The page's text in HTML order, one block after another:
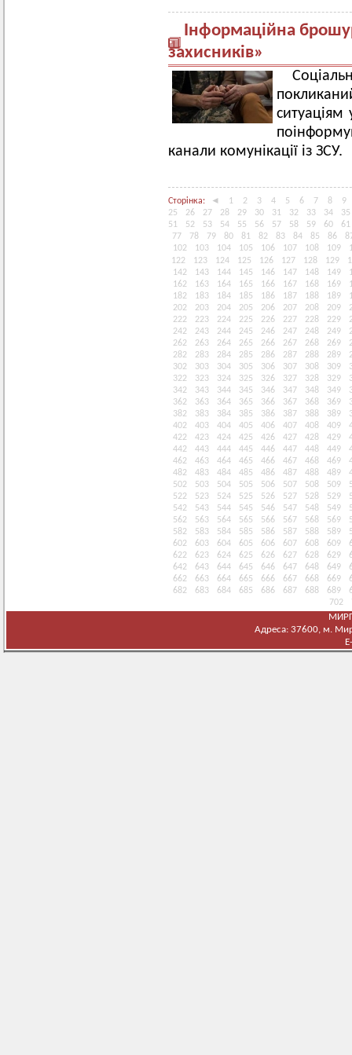
Інформаційна
захисників»
ситуаціям
канали комунікації із ЗСУ.
Сторінка: ◄ 1 2 3 4 5 6 7 8
9
25
26 27 28 29 30 31 32 33 34
35
51
52 53 54 55 56 57 58 59 60
61
77
78 79 80 81 82 83 84 85 86
102
103 104 105 106 107 108 109
122
123 124 125 126 127 128 129
142
143 144 145 146 147 148 149
162
163 164 165 166 167 168 169
182
183 184 185 186 187 188 189
202
203 204 205 206 207 208 209
222
223 224 225 226 227 228 229
242
243 244 245 246 247 248 249
262
263 264 265 266 267 268 269
282
283 284 285 286 287 288 289
302
303 304 305 306 307 308 309
322
323 324 325 326 327 328 329
342
343 344 345 346 347 348 349
362
363 364 365 366 367 368 369
382
383 384 385 386 387 388 389
402
403 404 405 406 407 408 409
422
423 424 425 426 427 428 429
442
443 444 445 446 447 448 449
462
463 464 465 466 467 468 469
482
483 484 485 486 487 488 489
502
503 504 505 506 507 508 509
522
523 524 525 526 527 528 529
542
543 544 545 546 547 548 549
562
563 564 565 566 567 568 569
582
583 584 585 586 587 588 589
602
603 604 605 606 607 608 609
622
623 624 625 626 627 628 629
642
643 644 645 646 647 648 649
662
663 664 665 666 667 668 669
682
683 684 685 686 687 688 689
702
Адреса: 37600, м.